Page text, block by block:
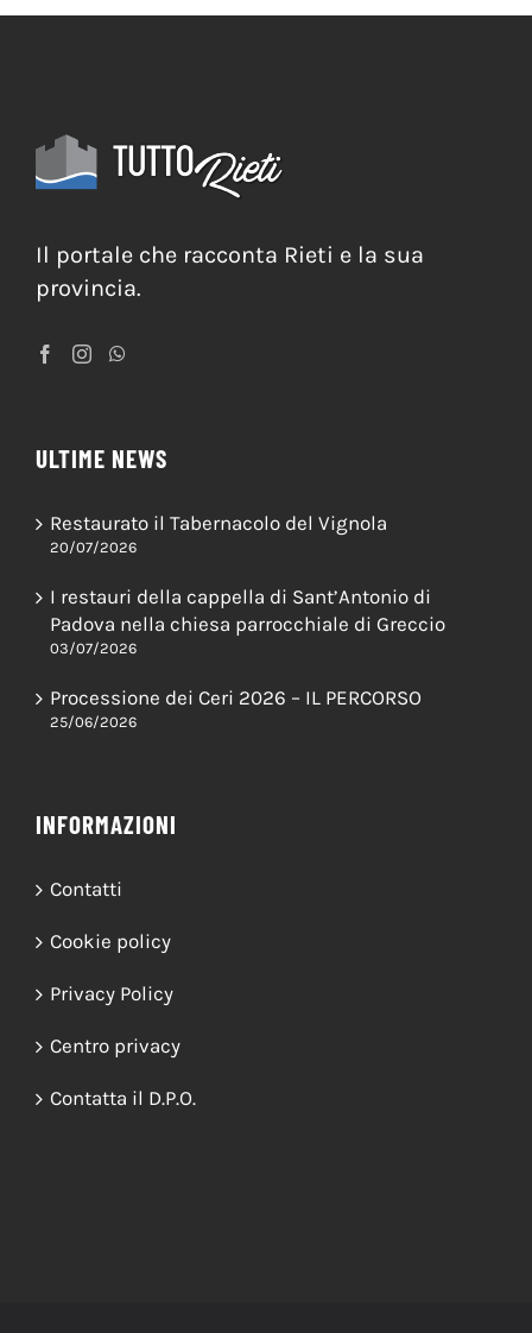
Il portale che racconta Rieti e la sua
provincia.
ULTIME NEWS
Restaurato il Tabernacolo del Vignola
20/07/2026
I restauri della cappella di Sant’Antonio di
Padova nella chiesa parrocchiale di Greccio
03/07/2026
Processione dei Ceri 2026 – IL PERCORSO
25/06/2026
INFORMAZIONI
Contatti
Cookie policy
Privacy Policy
Centro privacy
Contatta il D.P.O.